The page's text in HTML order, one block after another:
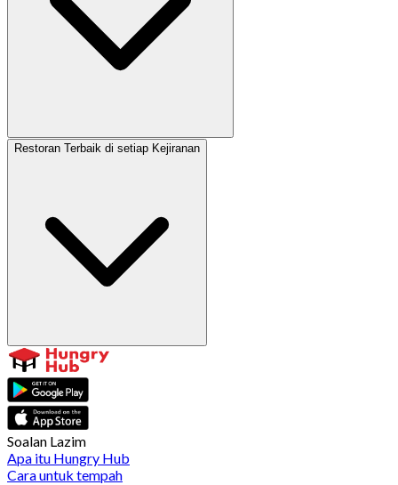
Restoran Terbaik di setiap Kejiranan
Soalan Lazim
Apa itu Hungry Hub
Cara untuk tempah